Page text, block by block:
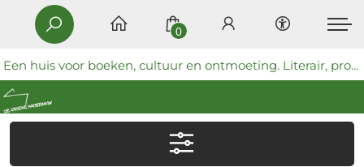
Een huis voor boeken, cultuur en ontmoeting. Literair, progressief en coöperatief.
0